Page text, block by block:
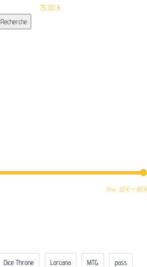
75,00 €
Recherche
Prix : 20 € — 80 €
Dice Throne Lorcana MTG pass